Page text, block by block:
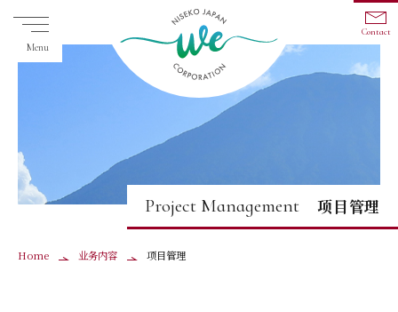
Menu
Contact
什么是新的
项目管理
Project Management
Home 业务内容 项目管理